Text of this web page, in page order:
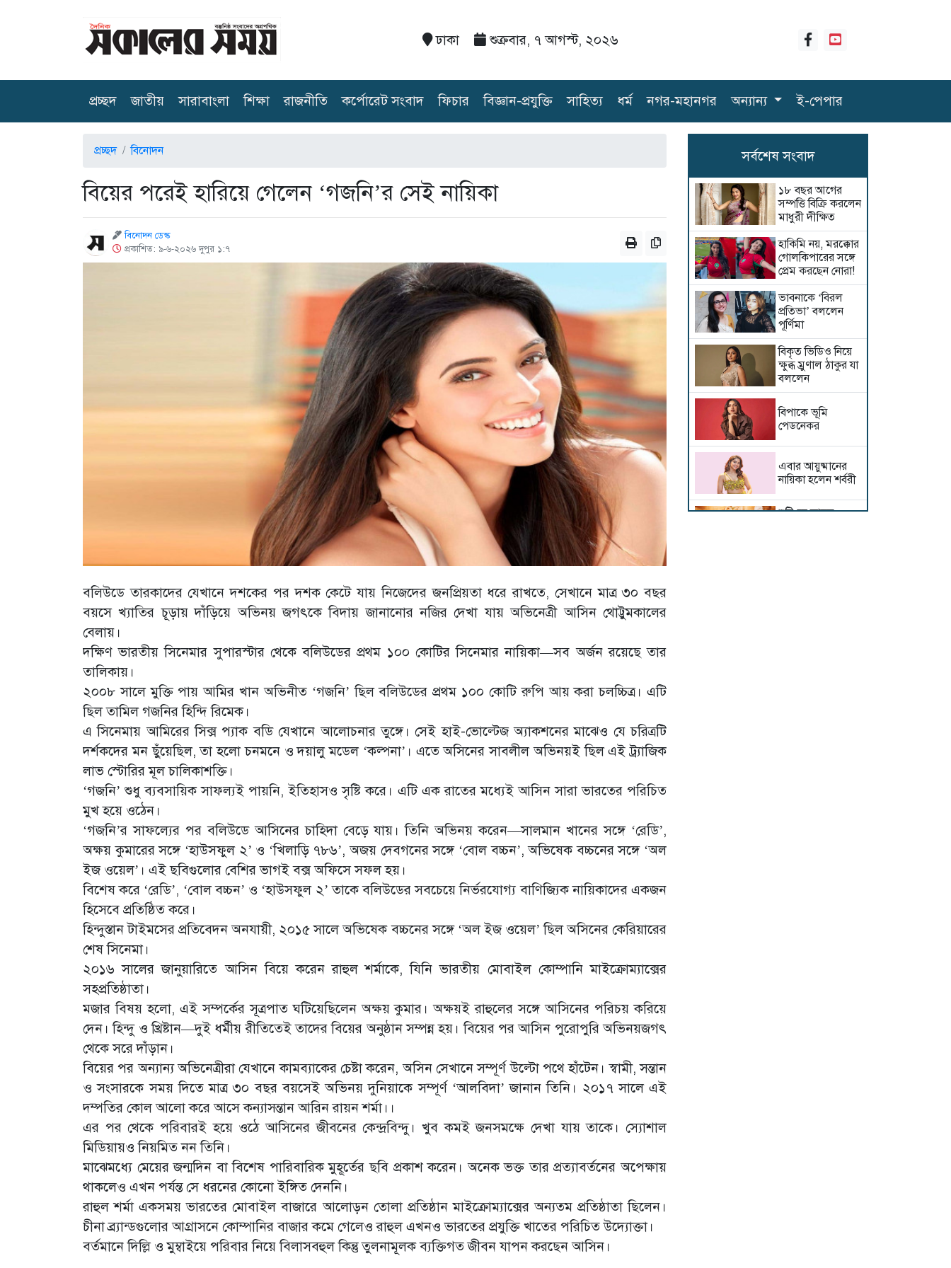
ঢাকা শুক্রবার, ৭ আগস্ট, ২০২৬
প্রচ্ছদ(current)
জাতীয় সারাবাংলা শিক্ষা রাজনীতি কর্পোরেট সংবাদ ফিচার বিজ্ঞান-প্রযুক্তি সাহিত্য ধর্ম নগর-মহানগর অন্যান্য ই-পেপার
প্রচ্ছদ বিনোদন
বিয়ের পরেই হারিয়ে গেলেন ‘গজনি’র সেই নায়িকা
বিনোদন ডেস্ক
প্রকাশিত: ৯-৬-২০২৬ দুপুর ১:৭
বলিউডে তারকাদের যেখানে দশকের পর দশক কেটে যায় নিজেদের জনপ্রিয়তা ধরে রাখতে, সেখানে মাত্র ৩০ বছর
বয়সে খ্যাতির চূড়ায় দাঁড়িয়ে অভিনয় জগৎকে বিদায় জানানোর নজির দেখা যায় অভিনেত্রী আসিন থোট্টুমকালের
বেলায়।
দক্ষিণ ভারতীয় সিনেমার সুপারস্টার থেকে বলিউডের প্রথম ১০০ কোটির সিনেমার নায়িকা—সব অর্জন রয়েছে তার
তালিকায়।
২০০৮ সালে মুক্তি পায় আমির খান অভিনীত ‘গজনি’ ছিল বলিউডের প্রথম ১০০ কোটি রুপি আয় করা চলচ্চিত্র। এটি
ছিল তামিল গজনির হিন্দি রিমেক।
এ সিনেমায় আমিরের সিক্স প্যাক বডি যেখানে আলোচনার তুঙ্গে। সেই হাই-ভোল্টেজ অ্যাকশনের মাঝেও যে চরিত্রটি
দর্শকদের মন ছুঁয়েছিল, তা হলো চনমনে ও দয়ালু মডেল ‘কল্পনা’। এতে অসিনের সাবলীল অভিনয়ই ছিল এই ট্র্যাজিক
লাভ স্টোরির মূল চালিকাশক্তি।
‘গজনি’ শুধু ব্যবসায়িক সাফল্যই পায়নি, ইতিহাসও সৃষ্টি করে। এটি এক রাতের মধ্যেই আসিন সারা ভারতের পরিচিত
মুখ হয়ে ওঠেন।
‘গজনি’র সাফল্যের পর বলিউডে আসিনের চাহিদা বেড়ে যায়। তিনি অভিনয় করেন—সালমান খানের সঙ্গে ‘রেডি’,
অক্ষয় কুমারের সঙ্গে ‘হাউসফুল ২’ ও ‘খিলাড়ি ৭৮৬’, অজয় দেবগনের সঙ্গে ‘বোল বচ্চন’, অভিষেক বচ্চনের সঙ্গে ‘অল
ইজ ওয়েল’। এই ছবিগুলোর বেশির ভাগই বক্স অফিসে সফল হয়।
বিশেষ করে ‘রেডি’, ‘বোল বচ্চন’ ও ‘হাউসফুল ২’ তাকে বলিউডের সবচেয়ে নির্ভরযোগ্য বাণিজ্যিক নায়িকাদের একজন
হিসেবে প্রতিষ্ঠিত করে।
হিন্দুস্তান টাইমসের প্রতিবেদন অনযায়ী, ২০১৫ সালে অভিষেক বচ্চনের সঙ্গে ‘অল ইজ ওয়েল’ ছিল অসিনের কেরিয়ারের
শেষ সিনেমা।
২০১৬ সালের জানুয়ারিতে আসিন বিয়ে করেন রাহুল শর্মাকে, যিনি ভারতীয় মোবাইল কোম্পানি মাইক্রোম্যাক্সের
সহপ্রতিষ্ঠাতা।
মজার বিষয় হলো, এই সম্পর্কের সূত্রপাত ঘটিয়েছিলেন অক্ষয় কুমার। অক্ষয়ই রাহুলের সঙ্গে আসিনের পরিচয় করিয়ে
দেন। হিন্দু ও খ্রিষ্টান—দুই ধর্মীয় রীতিতেই তাদের বিয়ের অনুষ্ঠান সম্পন্ন হয়। বিয়ের পর আসিন পুরোপুরি অভিনয়জগৎ
থেকে সরে দাঁড়ান।
বিয়ের পর অন্যান্য অভিনেত্রীরা যেখানে কামব্যাকের চেষ্টা করেন, অসিন সেখানে সম্পূর্ণ উল্টো পথে হাঁটেন। স্বামী, সন্তান
ও সংসারকে সময় দিতে মাত্র ৩০ বছর বয়সেই অভিনয় দুনিয়াকে সম্পূর্ণ ‘আলবিদা’ জানান তিনি। ২০১৭ সালে এই
দম্পতির কোল আলো করে আসে কন্যাসন্তান আরিন রায়ন শর্মা।।
এর পর থেকে পরিবারই হয়ে ওঠে আসিনের জীবনের কেন্দ্রবিন্দু। খুব কমই জনসমক্ষে দেখা যায় তাকে। স্যোশাল
মিডিয়ায়ও নিয়মিত নন তিনি।
মাঝেমধ্যে মেয়ের জন্মদিন বা বিশেষ পারিবারিক মুহূর্তের ছবি প্রকাশ করেন। অনেক ভক্ত তার প্রত্যাবর্তনের অপেক্ষায়
থাকলেও এখন পর্যন্ত সে ধরনের কোনো ইঙ্গিত দেননি।
রাহুল শর্মা একসময় ভারতের মোবাইল বাজারে আলোড়ন তোলা প্রতিষ্ঠান মাইক্রোম্যাক্সের অন্যতম প্রতিষ্ঠাতা ছিলেন।
চীনা ব্র্যান্ডগুলোর আগ্রাসনে কোম্পানির বাজার কমে গেলেও রাহুল এখনও ভারতের প্রযুক্তি খাতের পরিচিত উদ্যোক্তা।
বর্তমানে দিল্লি ও মুম্বাইয়ে পরিবার নিয়ে বিলাসবহুল কিন্তু তুলনামূলক ব্যক্তিগত জীবন যাপন করছেন আসিন।
সর্বশেষ সংবাদ
১৮ বছর আগের
সম্পত্তি বিক্রি করলেন
মাধুরী দীক্ষিত
হাকিমি নয়, মরক্কোর
গোলকিপারের সঙ্গে
প্রেম করছেন নোরা!
ভাবনাকে ‘বিরল
প্রতিভা’ বললেন
পূর্ণিমা
বিকৃত ভিডিও নিয়ে
ক্ষুব্ধ ম্রুণাল ঠাকুর যা
বললেন
বিপাকে ভূমি
পেডনেকর
এবার আয়ুষ্মানের
নায়িকা হলেন শর্বরী
শুটিংয়ে আহত